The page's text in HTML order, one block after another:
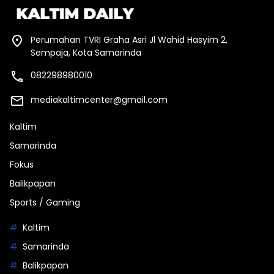
Perumahan TVRI Graha Asri Jl Wahid Hasyim 2,
Sempaja, Kota Samarinda
082298980010
mediakaltimcenter@gmail.com
Kaltim
Samarinda
Fokus
Balikpapan
Sports / Gaming
Kaltim
Samarinda
Balikpapan